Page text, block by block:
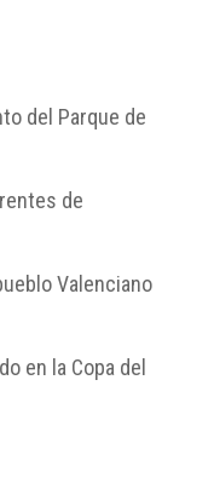
del Parque de
de
Valenciano
en la Copa del